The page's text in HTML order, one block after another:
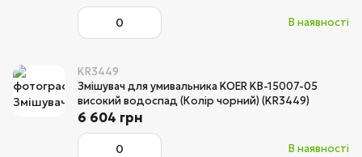
В наявності
KR3449
Змішувач для умивальника KOER KB-15007-05
високий водоспад (Колір чорний) (KR3449)
В наявності
6 604 грн